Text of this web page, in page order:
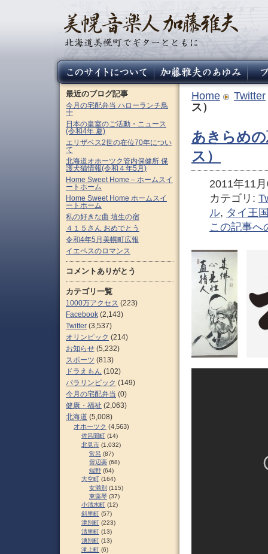
Home
Twitter
ス）
あきらめ
ス）
2011年11
カテゴリ:
ル, タイ王
この記事へ
最近のブログ記事
今月の宅配弁当 ハローランチ鳥
十
日本の皇室のご活動・ニュース
(令和4年 夏)
エリザベス2世の在位70年につい
て
北海道オホーツク管内保健所 保
護犬猫情報(令和４年5月)
Home Sweet Home – ホームスイ
ートホーム
Home Sweet Home ホームスイ
ートホーム
私の好きな曲 埴生の宿
４１５さん おめでとう
令和4年5月美幌町広報
イエペスのロマンス
コメントありがとう
カテゴリ一覧
1000万アクセス (223)
Facebook (2,143)
Twitter (3,537)
オリンピック (214)
お知らせ (5,232)
スポーツ (813)
ドラえもん (102)
パラリンピック (149)
今月の宅配弁当 (0)
健康・福祉 (2,063)
北海道 (5,008)
オホーツク (4,563)
佐呂間町 (14)
北見市 (1,032)
常呂 (87)
留辺蘂 (68)
端野 (64)
大空町 (164)
女満別 (115)
東藻琴 (37)
小清水町 (12)
斜里町 (57)
津別町 (223)
清里町 (13)
湧別町 (13)
滝上町 (6)